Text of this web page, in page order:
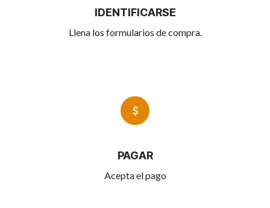
IDENTIFICARSE
Llena los formularios de compra.
PAGAR
Acepta el pago